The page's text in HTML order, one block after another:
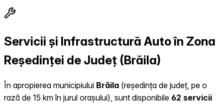
Servicii și Infrastructură Auto în Zona
Reședinței de Județ (Brăila)
În apropierea municipiului Brăila (reședința de județ, pe o
rază de 15 km în jurul orașului), sunt disponibile 62 servicii